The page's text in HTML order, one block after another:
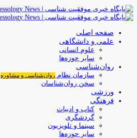
صفحه اصلی
علمی و دانشگاهی
علوم انسانی
سایر حوزه‌ها
روان‌شناسی
سازمان نظام روان‌شناسی و مشاوره
سخن روان‌شناسان
ورزشی
فرهنگی
کتاب و ادبیات
گردشگری
سینما و تلویزیون
سایر حوزه‌ها